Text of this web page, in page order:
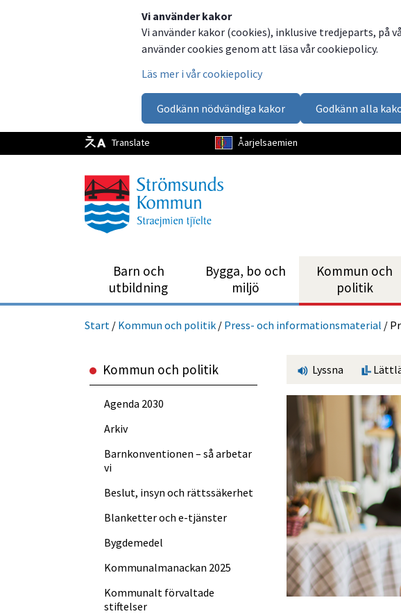
Vi använder kakor
Vi använder kakor (cookies), inklusive tredjeparts, på
använder cookies genom att läsa vår cookiepolicy.
Läs mer i vår cookiepolicy
Godkänn nödvändiga kakor Godkänn alla
Translate Åarjelsaemien
Barn och
utbild­ning
Bygga, bo och
miljö
Kommun och
politik
Start / Kommun och politik / Press- och informations­material /
Lyssna
Kommun och politik
Agenda 2030
Arkiv
Barnkonventionen – så arbetar
vi
Beslut, insyn och rättssäkerhet
Blanketter och e-tjänster
Bygdemedel
Kommun­almanackan 2025
Kommunalt förvaltade
stiftelser